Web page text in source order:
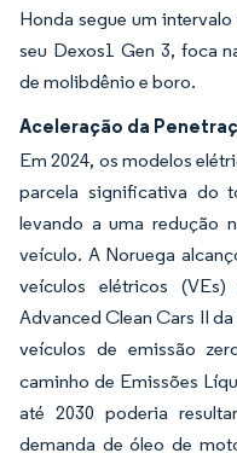
Honda segue um
seu Dexos1 Gen 3, foca
de molibdênio e boro.
Aceleração da
Em 2024, os modelos
parcela significativa do
levando a uma redução
veículo. A Noruega
veículos elétricos
Advanced Clean Cars II
veículos de emissão
caminho de Emissões
até 2030 poderia
demanda de óleo de